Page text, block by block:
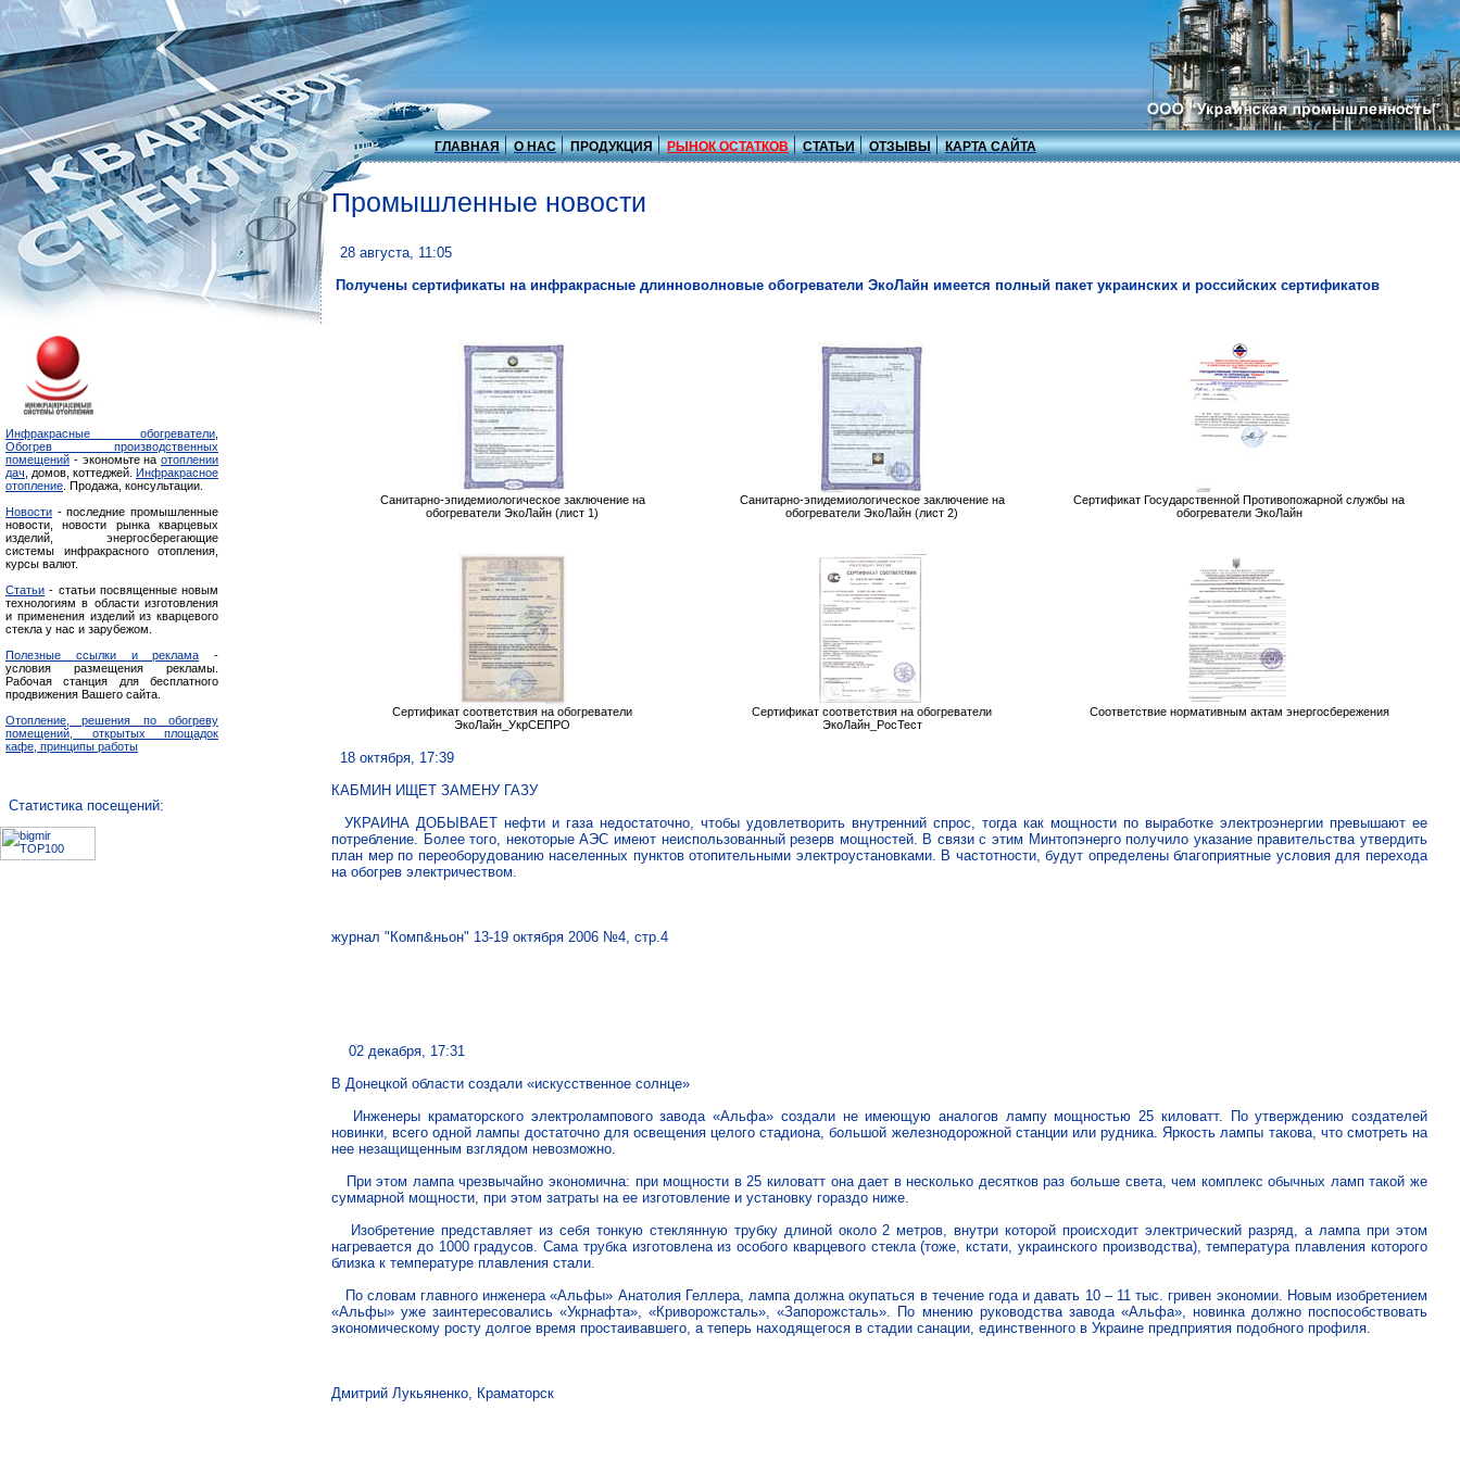
ГЛАВНАЯ О НАС ПРОДУКЦИЯ РЫНОК ОСТАТКОВ СТАТЬИ ОТЗЫВЫ КАРТА САЙТА
Инфракрасные обогреватели
Обогрев производственных
помещений - экономьте на отоплении
дач , домов, коттеджей. Инфракрасное
отопление . Продажа, консультации.
Новости - последние промышленные
новости, новости рынка кварцевых
изделий, энергосберегающие
системы инфракрасного отопления,
курсы валют.
Статьи - статьи посвященные новым
технологиям в области изготовления
и применения изделий из кварцевого
стекла у нас и зарубежом.
Полезные ссылки и реклама -
условия размещения рекламы.
Рабочая станция для бесплатного
продвижения Вашего сайта.
Отопление, решения по обогреву
помещений, открытых площадок
кафе, принципы работы
Статистика посещений:
Промышленные новости
28 августа, 11:05
Получены сертификаты на инфракрасные длинноволновые обогреватели ЭкоЛайн имеется полный пакет украинских и российских сертификатов
Санитарно-эпидемиологическое заключение на
обогреватели ЭкоЛайн (лист 1)
Санитарно-эпидемиологическое заключение на
обогреватели ЭкоЛайн (лист 2)
Сертификат Государственной Противопожарной службы на
обогреватели ЭкоЛайн
Сертификат соответствия на обогреватели
ЭкоЛайн_УкрСЕПРО
Сертификат соответствия на обогреватели
ЭкоЛайн_РосТест
Соответствие нормативным актам энергосбережения
18 октября, 17:39
КАБМИН ИЩЕТ ЗАМЕНУ ГАЗУ
УКРАИНА ДОБЫВАЕТ нефти и газа недостаточно, чтобы удовлетворить внутренний спрос, тогда как мощности по выработке электроэнергии превышают ее
потребление. Более того, некоторые АЭС имеют неиспользованный резерв мощностей. В связи с этим Минтопэнерго получило указание правительства утвердить
план мер по переоборудованию населенных пунктов отопительными электроустановками. В частотности, будут определены благоприятные условия для перехода
на обогрев электричеством.
журнал "Комп&ньон" 13-19 октября 2006 №4, стр.4
02 декабря, 17:31
В Донецкой области создали «искусственное солнце»
Инженеры краматорского электролампового завода «Альфа» создали не имеющую аналогов лампу мощностью 25 киловатт. По утверждению создателей
новинки, всего одной лампы достаточно для освещения целого стадиона, большой железнодорожной станции или рудника. Яркость лампы такова, что смотреть на
нее незащищенным взглядом невозможно.
При этом лампа чрезвычайно экономична: при мощности в 25 киловатт она дает в несколько десятков раз больше света, чем комплекс обычных ламп такой же
суммарной мощности, при этом затраты на ее изготовление и установку гораздо ниже.
Изобретение представляет из себя тонкую стеклянную трубку длиной около 2 метров, внутри которой происходит электрический разряд, а лампа при этом
нагревается до 1000 градусов. Сама трубка изготовлена из особого кварцевого стекла (тоже, кстати, украинского производства), температура плавления которого
близка к температуре плавления стали.
По словам главного инженера «Альфы» Анатолия Геллера, лампа должна окупаться в течение года и давать 10 – 11 тыс. гривен экономии. Новым изобретением
«Альфы» уже заинтересовались «Укрнафта», «Криворожсталь», «Запорожсталь». По мнению руководства завода «Альфа», новинка должно поспособствовать
экономическому росту долгое время простаивавшего, а теперь находящегося в стадии санации, единственного в Украине предприятия подобного профиля.
Дмитрий Лукьяненко, Краматорск